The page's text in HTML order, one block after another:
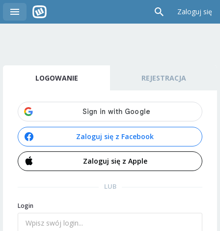
Zaloguj się
LOGOWANIE REJESTRACJA
Zaloguj się z Facebook
Zaloguj się z Apple
LUB
Login